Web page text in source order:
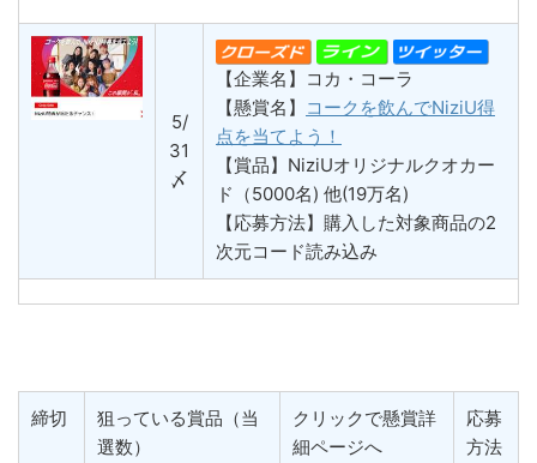
5/
31
〆
【企業名】コカ・コーラ
【懸賞名】 コークを飲んでNiziU得
点を当てよう！
【賞品】NiziUオリジナルクオカー
ド（5000名) 他(19万名)
【応募方法】購入した対象商品の2
次元コード読み込み
締切
狙っている賞品（当
選数）
クリックで懸賞詳
細ページへ
応募
方法